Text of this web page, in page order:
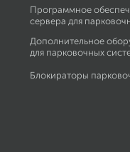
Программное
сервера для
Дополнительное
для парковочных
Блокираторы